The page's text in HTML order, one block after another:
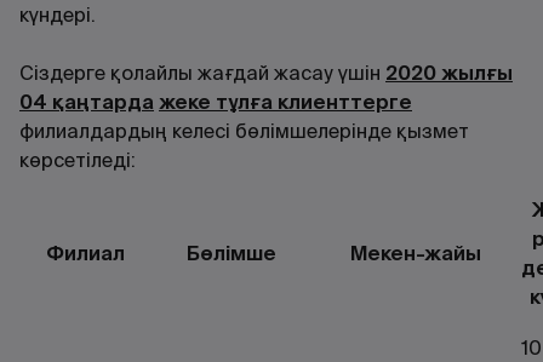
күндері.
Сіздерге қолайлы жағдай жасау үшін 2020 жылғы
04 қаңтарда жеке тұлға клиенттерге
филиалдардың келесі бөлімшелерінде қызмет
көрсетіледі:
Филиал Бөлімше Мекен-жайы